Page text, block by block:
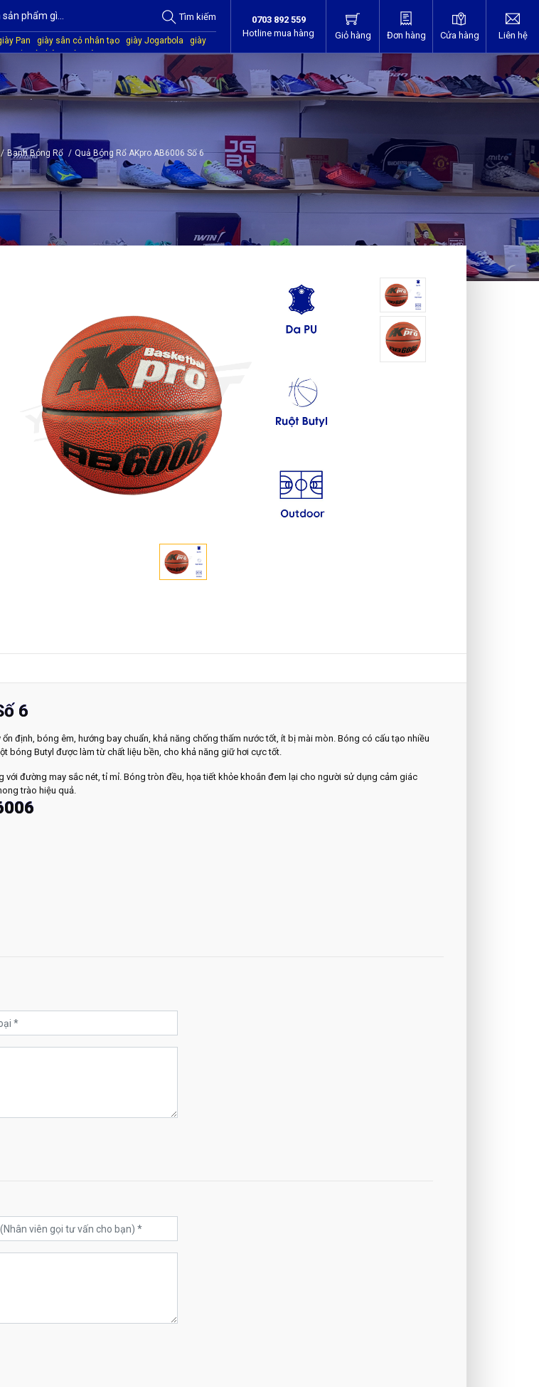
Tìm kiếm
Pan giày sân cỏ nhân tạo giày Jogarbola
giày
quần áo bóng đá giày Kamito
0703 892 559
Hotline mua hàng
Giỏ hàng Đơn hàng Cửa hàng Liên hệ
/ Banh Bóng Rổ / Quả Bóng Rổ AKpro AB6006 Số 6
6
định, bóng êm, hướng bay chuẩn, khả năng chống thấm nước tốt, ít bị mài mòn. Bóng có cấu tạo nhiều
bóng Butyl được làm từ chất liệu bền, cho khả năng giữ hơi cực tốt.
đường may sắc nét, tỉ mỉ. Bóng tròn đều, họa tiết khỏe khoắn đem lại cho người sử dụng cảm giác
trào hiệu quả.